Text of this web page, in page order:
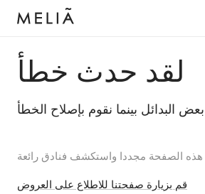
لقد حدث خطأ
الصفحة مجددا واستكشف فنادق رائعة
قم بزيارة صفحتنا للاطلاع على العروض